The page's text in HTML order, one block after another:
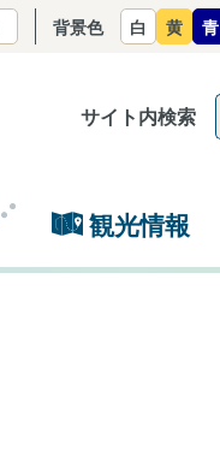
サイト内検索
観光情報
背景色 白 黄 青